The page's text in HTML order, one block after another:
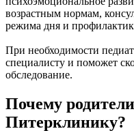
возрастным нормам,
режима дня и
При необходимости
специалисту и поможет
обследование.
Почему
Питерклинику?